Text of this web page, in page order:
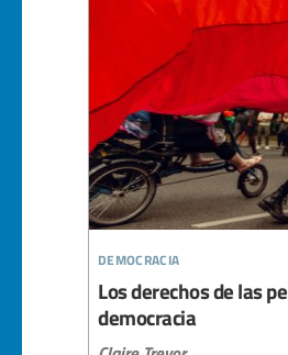
democracia
Los derechos de las
democracia